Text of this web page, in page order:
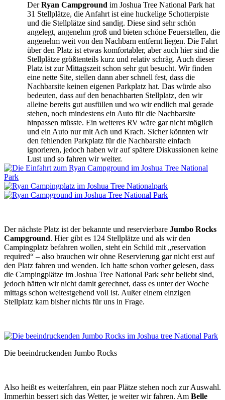
DerRyan Campground im Joshua Tree National Park hat
31 Stellplätze, die Anfahrt ist eine huckelige Schotterpiste
und die Stellplätze sind sandig. Diese sind sehr schön
angelegt, angenehm groß und bieten schöne Feuerstellen, die
angenehm weit von den Nachbarn entfernt liegen. Die Fahrt
über den Platz ist etwas komfortabler, aber auch hier sind die
Stellplätze größtenteils kurz und relativ schräg. Auch dieser
Platz ist zur Mittagszeit schon sehr gut besucht. Wir finden
eine nette Site, stellen dann aber schnell fest, dass die
Nachbarsite keinen eigenen Parkplatz hat. Das würde also
bedeuten, dass auf den benachbarten Stellplatz, den wir
alleine bereits gut ausfüllen und wo wir endlich mal gerade
stehen, noch mindestens ein Auto für die Nachbarsite
hinpassen müsste. Ein weiteres RV wäre gar nicht möglich
und ein Auto nur mit Ach und Krach. Sicher könnten wir
den fehlenden Parkplatz für die Nachbarsite einfach
ignorieren, jedoch haben wir auf spätere Diskussionen keine
Lust und so fahren wir weiter.
Der nächste Platz ist der bekannte und reservierbare Jumbo Rocks
Campground. Hier gibt es 124 Stellplätze und als wir den
Campingplatz befahren wollen, steht ein Schild mit „reservation
required“ – also brauchen wir ohne Reservierung gar nicht erst auf
den Platz fahren und wenden. Ich hatte schon vorher gelesen, dass
die Campingplätze im Joshua Tree National Park sehr beliebt sind,
jedoch hätten wir nicht damit gerechnet, dass es unter der Woche
mittags schon weitestgehend voll ist. Außer einem einzigen
Stellplatz kam bisher nichts für uns in Frage.
Die beeindruckenden Jumbo Rocks
Also heißt es weiterfahren, ein paar Plätze stehen noch zur Auswahl.
Immerhin bessert sich das Wetter, je weiter wir fahren. Am Belle